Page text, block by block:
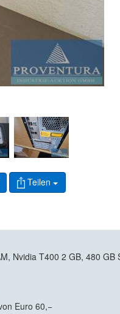
Teilen
Nvidia T400 2 GB, 480
Euro 60,−